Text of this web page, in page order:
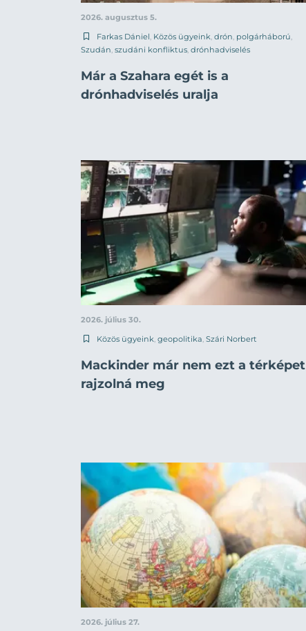
2026. augusztus 5.
Farkas Dániel Közös ügyeink drón polgárháború
Szudán szudáni konfliktus drónhadviselés
Már a Szahara egét is a
drónhadviselés uralja
2026. július 30.
Közös ügyeink, geopolitika, Szári Norbert
Mackinder már nem ezt a térképet
rajzolná meg
2026. július 27.